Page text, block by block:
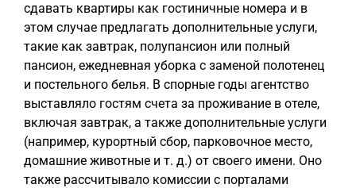
сдавать квартиры как гостиничные номера и в
этом случае предлагать дополнительные услуги,
такие как завтрак, полупансион или полный
пансион, ежедневная уборка с заменой полотенец
и постельного белья. В спорные годы агентство
выставляло гостям счета за проживание в отеле,
включая завтрак, а также дополнительные услуги
(например, курортный сбор, парковочное место,
домашние животные и т. д.) от своего имени. Оно
также рассчитывало комиссии с порталами